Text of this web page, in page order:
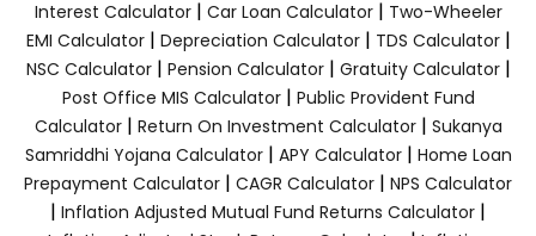
Interest Calculator| Car Loan Calculator| Two-Wheeler
EMI Calculator| Depreciation Calculator| TDS Calculator|
NSC Calculator| Pension Calculator| Gratuity Calculator|
Post Office MIS Calculator| Public Provident Fund
Calculator| Return On Investment Calculator| Sukanya
Samriddhi Yojana Calculator| APY Calculator| Home Loan
Prepayment Calculator | CAGR Calculator | NPS Calculator
| Inflation Adjusted Mutual Fund Returns Calculator |